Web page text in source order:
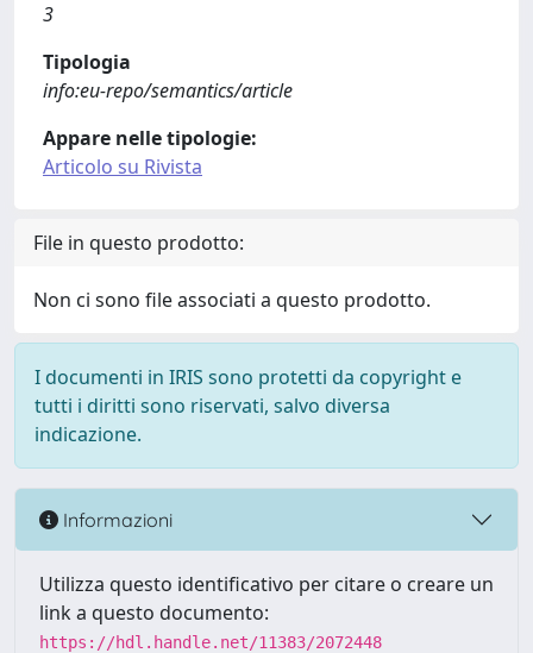
3
Tipologia
info:eu-repo/semantics/article
Appare nelle tipologie:
Articolo su Rivista
File in questo prodotto:
Non ci sono file associati a questo prodotto.
I documenti in IRIS sono protetti da copyright e
tutti i diritti sono riservati, salvo diversa
indicazione.
Informazioni
Utilizza questo identificativo per citare o creare un
link a questo documento:
https://hdl.handle.net/11383/2072448